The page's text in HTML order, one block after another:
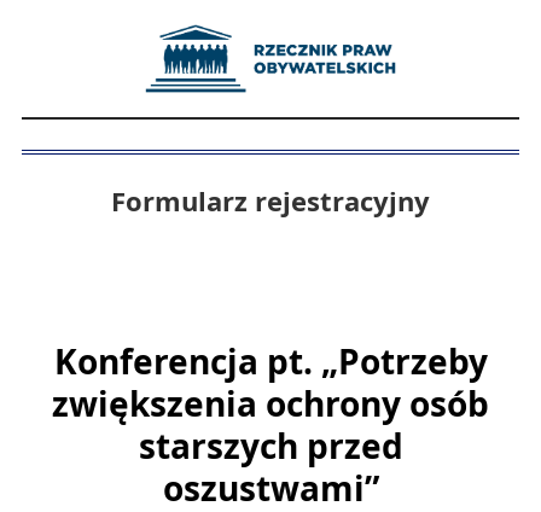
Formularz rejestracyjny
Konferencja pt. „Potrzeby
zwiększenia ochrony osób
starszych przed
oszustwami”